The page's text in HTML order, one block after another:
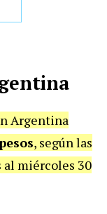
Argentina
, según las
al miércoles 30